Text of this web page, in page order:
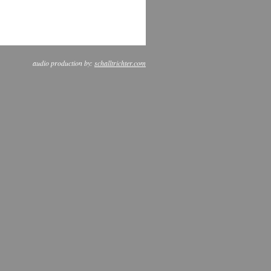
audio production by: schalltrichter.com